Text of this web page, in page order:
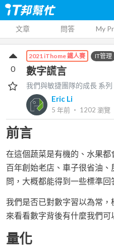
文章 問答 My
2021 iThome 鐵人賽 IT管理
數字謊言
我們與敏捷團隊的成長 系列
Eric Li
5 年前 ‧ 1202 瀏覽
0
前言
在這個蔬菜是有機的、水果
百年創始老店、車子很省油
問，大概都能得到一些標準回
我們是否已對數字習以為常
來看看數字背後有什麼我們可
量化